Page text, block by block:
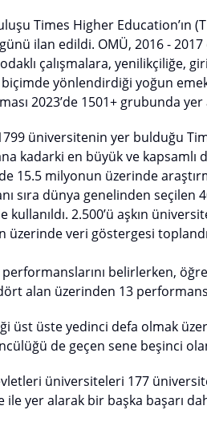
Times Higher Education’ın
ilan edildi. OMÜ, 2016 -
çalışmalara, yenilikçiliğe,
yönlendirdiği yoğun
2023’de 1501+ grubunda yer
üniversitenin yer bulduğu
kadarki en büyük ve
15.5 milyonun üzerinde
sıra dünya genelinden seçilen
kullanıldı. 2.500’ü aşkın
üzerinde veri göstergesi
belirlerken,
alan üzerinden 13
üst üste yedinci defa olmak
de geçen sene beşinci
üniversiteleri 177
ile yer alarak bir başka başarı